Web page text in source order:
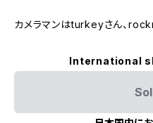
カメラマンはturkeyさん、
International